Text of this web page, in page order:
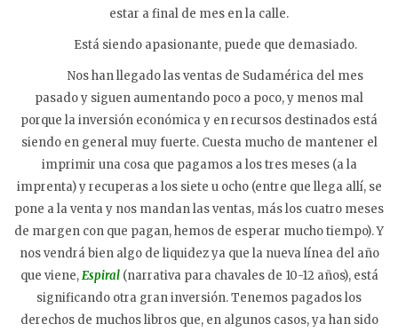
estar a final de mes en la calle.
Está siendo apasionante, puede que demasiado.
Nos han llegado las ventas de Sudamérica del mes
pasado y siguen aumentando poco a poco, y menos mal
porque la inversión económica y en recursos destinados está
siendo en general muy fuerte. Cuesta mucho de mantener el
imprimir una cosa que pagamos a los tres meses (a la
imprenta) y recuperas a los siete u ocho (entre que llega allí, se
pone a la venta y nos mandan las ventas, más los cuatro meses
de margen con que pagan, hemos de esperar mucho tiempo). Y
nos vendrá bien algo de liquidez ya que la nueva línea del año
que viene,Espiral(narrativa para chavales de 10-12 años), está
significando otra gran inversión. Tenemos pagados los
derechos de muchos libros que, en algunos casos, ya han sido